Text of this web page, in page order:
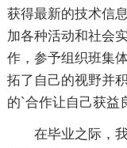
获得最新的技术信
加各种活动和社会
作，参予组织班集
拓了自己的视野并
的`合作让自己获益
在毕业之际，